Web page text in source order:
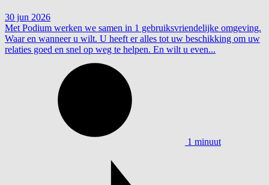
30 jun 2026
Met Podium werken we samen in 1 gebruiksvriendelijke omgeving.
Waar en wanneer u wilt. U heeft er alles tot uw beschikking om uw
relaties goed en snel op weg te helpen. En wilt u even...
1 minuut